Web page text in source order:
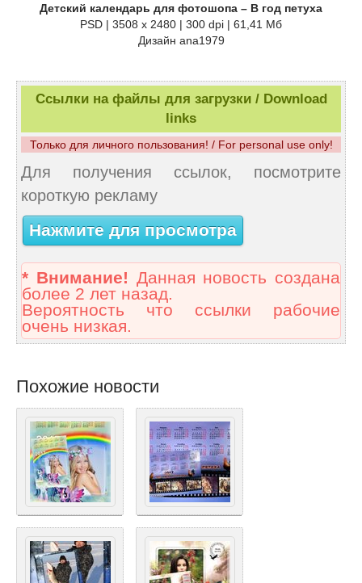
Детский календарь для фотошопа – В год петуха
PSD | 3508 x 2480 | 300 dpi | 61,41 Мб
Дизайн аnа1979
Ссылки на файлы для загрузки / Download
links
Только для личного пользования! / For personal use only!
Для получения ссылок, посмотрите
короткую рекламу
Нажмите для просмотра
* Внимание! Данная новость создана
более 2 лет назад.
Вероятность что ссылки рабочие
очень низкая.
Похожие новости